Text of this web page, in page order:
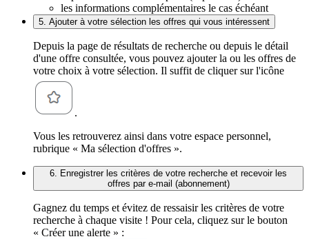
les informations complémentaires le cas échéant
5. Ajouter à votre sélection les offres qui vous intéressent
Depuis la page de résultats de recherche ou depuis le détail
d'une offre consultée, vous pouvez ajouter la ou les offres de
votre choix à votre sélection. Il suffit de cliquer sur l'icône
.
Vous les retrouverez ainsi dans votre espace personnel,
rubrique « Ma sélection d'offres ».
6. Enregistrer les critères de votre recherche et recevoir les
offres par e-mail (abonnement)
Gagnez du temps et évitez de ressaisir les critères de votre
recherche à chaque visite ! Pour cela, cliquez sur le bouton
« Créer une alerte » :